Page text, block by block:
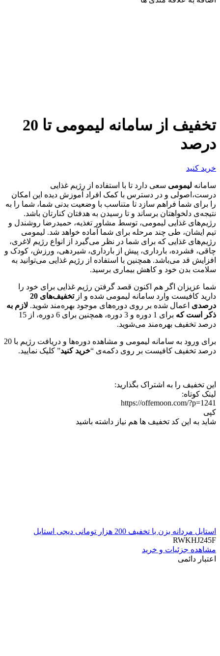
تخفیف از سامانه لیمومی تا 20
درصد
خرید کنید
سامانه لیمومی سعی دارد تا با استفاده از رژیم غذایی
درست،اصولی و در دسترس با کمک افراد آموزش دیده این امکان
را برای شما فراهم سازد تا متناسب با وضعیت بدنی شما، شما را به
نتیجه‌ی دلخواهتان برساند و تا رسیدن به هدفتان کنارتان باشد.
رژیم‌های غذایی لیمومی، توسط مشاور تغذیه، حمیدرضا روشندل و
تیم ایشان، طی چند مرحله برای شما آماده خواهد شد. لیمومی
رژیم‌های غذایی که برای شما در نظر می‌گیرد از انواع رژیم لاغری،
چاقی، فشرده، بارداری، پیش از بارداری، شیردهی، ورزش، کودک و
افزایش قد می‌باشد. همچنین با استفاده از رژیم غذایی می‌توانید به
سلامت بدن خود و کاهش بیماری برسید.
شما عزیزان اگر هم اکنون قصد گرفتن رژیم غذایی برای خود را
دارید کافیست وارد سامانه لیمومی شده و از
تخفیف‌های 20
درصدی اعمال شده بر روی دوره‌های موجود بهره‌مند شوید. لازم به
ذکر است که
برای 1 دوره و 3 دوره، همچنین برای 6 دوره، از 15
درصد تخفیف بهره‌مند می‌شوید.
برای ورود به سامانه لیمومی و مشاهده دوره‌ها و دریافت رژیم با 20
درصد تخفیف کافیست بر روی دکمه‌ی “خرید کنید” کلیک نمایید.
این تخفیف را به اشتراک بگذارید:
لینک کوتاه:
https://offemoon.com/?p=1241
کپی
شاید به این کد تخفیف ها هم نیاز داشته باشید
استایل مردانه بزن با تخفیف 200 هزار تومانی دیجی استایل
RWKHJ245F
مشاهده جزئیات و خرید
اعتبار دائمی